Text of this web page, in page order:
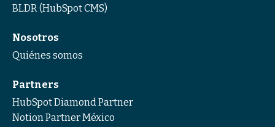
BLDR (HubSpot CMS)
Nosotros
Quiénes somos
Partners
HubSpot Diamond Partner
Notion Partner México